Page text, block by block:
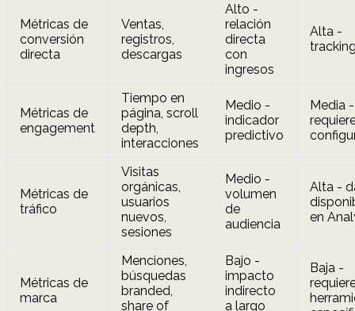
Métricas de
conversión
directa
Ventas,
registros,
descargas
Alto -
relación
directa
con
ingresos
Alta -
Métricas de
engagement
Tiempo en
página, scroll
depth,
interacciones
Medio -
indicador
predictivo
Media -
Métricas de
tráfico
Visitas
orgánicas,
usuarios
nuevos,
sesiones
Medio -
volumen
de
audiencia
Alta -
en
Métricas de
marca
Menciones,
búsquedas
branded,
share of
Bajo -
impacto
indirecto
a largo
Baja -